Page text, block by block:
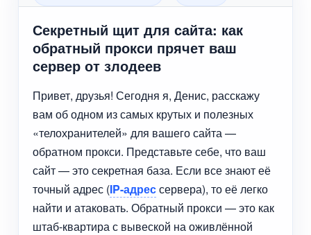
Секретный щит для сайта: как
обратный прокси прячет ваш
сервер от злодеев
Привет, друзья! Сегодня я, Денис, расскажу
вам об одном из самых крутых и полезных
«телохранителей» для вашего сайта —
обратном прокси. Представьте себе, что ваш
сайт — это секретная база. Если все знают её
точный адрес (IP-адрессервера), то её легко
найти и атаковать. Обратный прокси — это как
штаб-квартира с вывеской на оживлённой